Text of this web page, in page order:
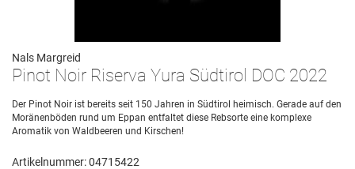
Nals Margreid
Pinot Noir Riserva Yura Südtirol DOC 2022
Der Pinot Noir ist bereits seit 150 Jahren in Südtirol heimisch. Gerade auf den
Moränenböden rund um Eppan entfaltet diese Rebsorte eine komplexe
Aromatik von Waldbeeren und Kirschen!
Artikelnummer: 04715422